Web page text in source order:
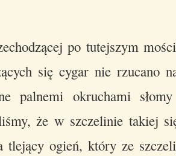
po tutejszym
się cygar nie rzucano
palnemi okruchami
że w szczelinie takiej
tlejący ogień, który ze